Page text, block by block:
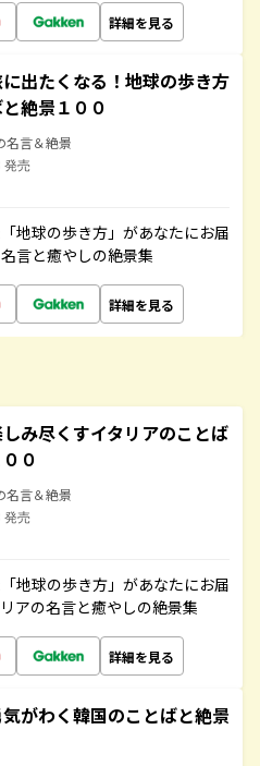
詳細を見る
出たくなる！地球の歩き方
絶景１００
名言＆絶景
発売
地球の歩き方」があなたにお届
言と癒やしの絶景集
詳細を見る
み尽くすイタリアのことば
０
名言＆絶景
発売
地球の歩き方」があなたにお届
アの名言と癒やしの絶景集
詳細を見る
がわく韓国のことばと絶景